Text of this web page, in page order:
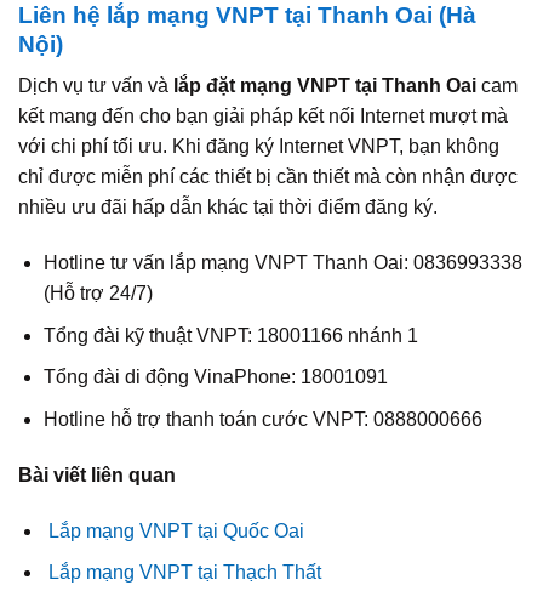
Liên hệ lắp mạng VNPT tại Thanh Oai (Hà
Nội)
Dịch vụ tư vấn và lắp đặt mạng VNPT tại Thanh Oai cam
kết mang đến cho bạn giải pháp kết nối Internet mượt mà
với chi phí tối ưu. Khi đăng ký Internet VNPT, bạn không
chỉ được miễn phí các thiết bị cần thiết mà còn nhận được
nhiều ưu đãi hấp dẫn khác tại thời điểm đăng ký.
Hotline tư vấn lắp mạng VNPT Thanh Oai: 0836993338
(Hỗ trợ 24/7)
Tổng đài kỹ thuật VNPT: 18001166 nhánh 1
Tổng đài di động VinaPhone: 18001091
Hotline hỗ trợ thanh toán cước VNPT: 0888000666
Bài viết liên quan
Lắp mạng VNPT tại Quốc Oai
Lắp mạng VNPT tại Thạch Thất